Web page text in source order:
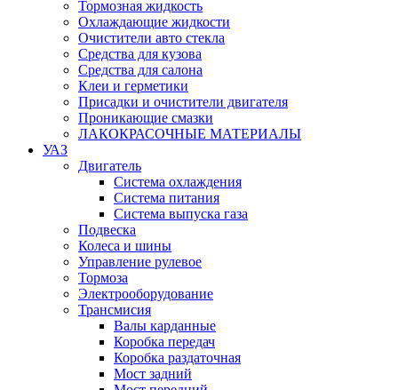
Тормозная жидкость
Охлаждающие жидкости
Очистители авто стекла
Средства для кузова
Средства для салона
Клеи и герметики
Присадки и очистители двигателя
Проникающие смазки
ЛАКОКРАСОЧНЫЕ МАТЕРИАЛЫ
УАЗ
Двигатель
Система охлаждения
Система питания
Система выпуска газа
Подвеска
Колеса и шины
Управление рулевое
Тормоза
Электрооборудование
Трансмисия
Валы карданные
Коробка передач
Коробка раздаточная
Мост задний